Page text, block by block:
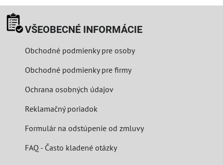
VŠEOBECNÉ INFORMÁCIE
Obchodné podmienky pre osoby
Obchodné podmienky pre firmy
Ochrana osobných údajov
Reklamačný poriadok
Formulár na odstúpenie od zmluvy
FAQ - Často kladené otázky